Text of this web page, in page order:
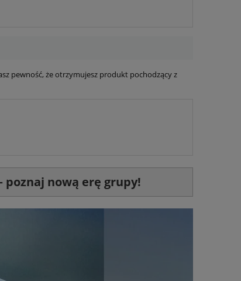
pewność, że otrzymujesz produkt pochodzący z
poznaj nową erę grupy!